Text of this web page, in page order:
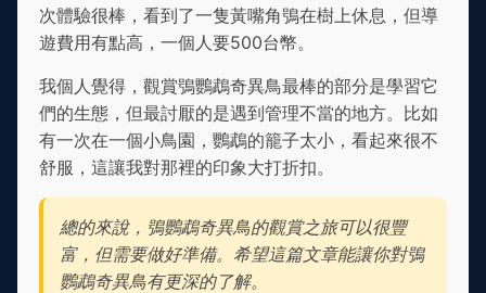
次體驗很棒，看到了一隻黃嘴角鴞在樹上休息，但導
遊費用有點高，一個人要500台幣。
我個人覺得，觀賞鴞鸚鵡奇異鳥最棒的部分是學習它
們的生態，但最討厭的是遇到管理不當的地方。比如
有一次在一個小鳥園，鸚鵡的籠子太小，看起來很不
舒服，這讓我對那裡的印象大打折扣。
總的來說，鴞鸚鵡奇異鳥的觀賞之旅可以很豐
富，但需要做好準備。希望這篇文章能讓你對鴞
鸚鵡奇異鳥有更深的了解。